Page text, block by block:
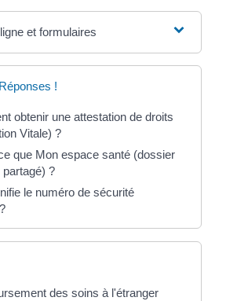
et formulaires
!
obtenir une attestation de droits
Vitale) ?
que Mon espace santé (dossier
partagé) ?
le numéro de sécurité
des soins à l'étranger